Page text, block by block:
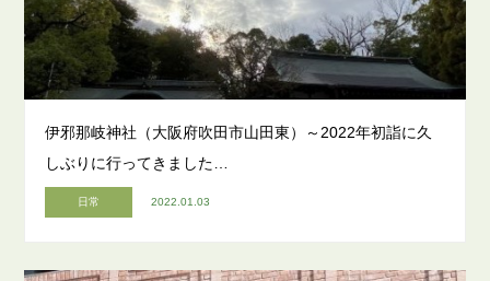
伊邪那岐神社（大阪府吹田市山田東）～2022年初詣に久
しぶりに行ってきました…
日常 2022.01.03